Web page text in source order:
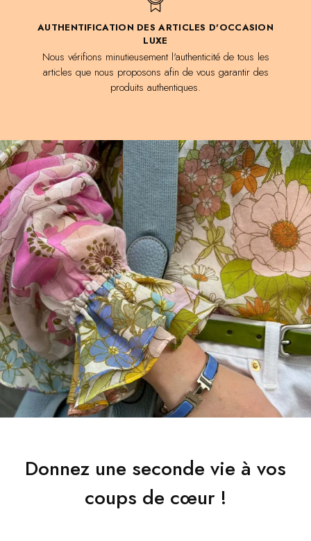
AUTHENTIFICATION DES ARTICLES D'OCCASION
LUXE
Nous vérifions minutieusement l'authenticité de tous les
articles que nous proposons afin de vous garantir des
produits authentiques.
Donnez une seconde vie à vos
coups de cœur !